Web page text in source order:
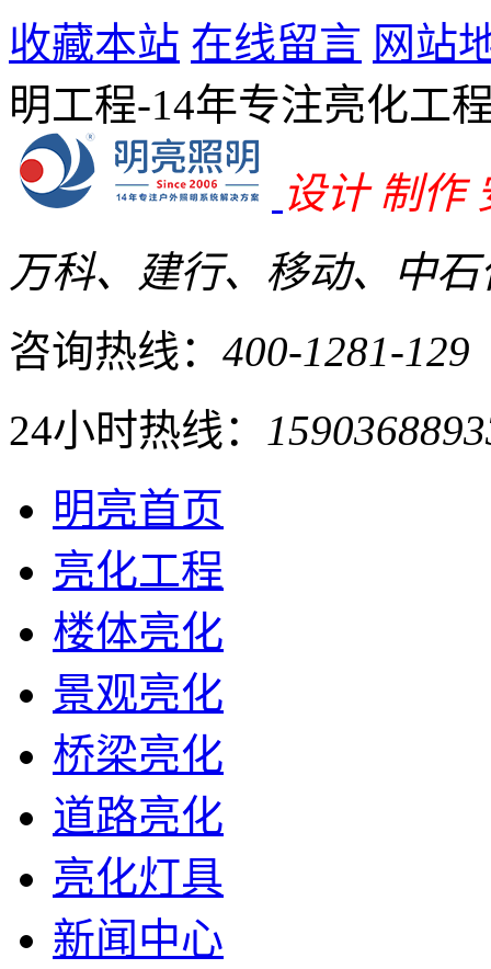
收藏本站 在线留言 网站
明工程-14年专注亮化工
设计 制作
万科、建行、移动、中
咨询热线： 400-1281-129
24小时热线：
明亮首页
亮化工程
楼体亮化
景观亮化
桥梁亮化
道路亮化
亮化灯具
新闻中心